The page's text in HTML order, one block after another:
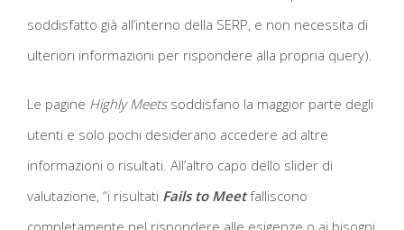
soddisfatto già all’interno della SERP, e non necessita di
ulteriori informazioni per rispondere alla propria query).
Le pagine Highly Meetssoddisfano la maggior parte degli
utenti e solo pochi desiderano accedere ad altre
informazioni o risultati. All’altro capo dello slider di
valutazione, “i risultati Fails to Meetfalliscono
completamente nel rispondere alle esigenze o ai bisogni